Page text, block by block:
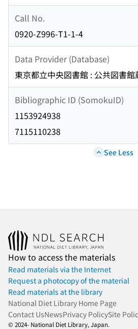
Call No.
0920-Z996-T1-1-4
Data Provider (Database)
東京都立中央図書館 : 公共図書館
Bibliographic ID (SomokuID)
1153924938
7115110238
See Less
How to access the materials
Read materials via the Internet
Request a photocopy of the material
Read materials at the library
National Diet Library Home Page
Contact UsNewsPrivacy PolicySite
© 2024- National Diet Library, Japan.